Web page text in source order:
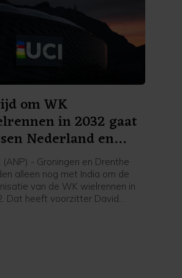
om WK
in 2032 gaat
Nederland en
(ANP) - Groningen en Drenthe
alleen nog met India om de
van de WK wielrennen in
Dat heeft voorzitter David